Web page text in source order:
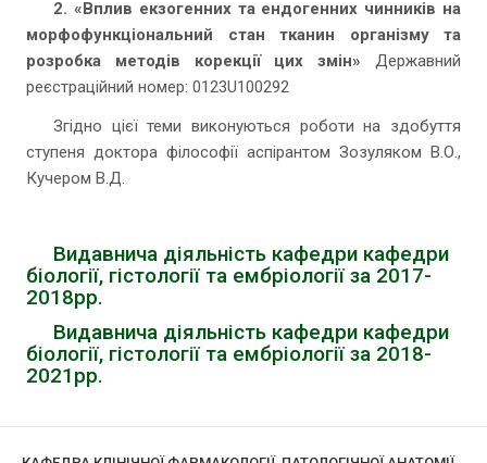
2. «Вплив екзогенних та ендогенних чинників на
морфофункціональний стан тканин організму та
розробка методів корекції цих змін» Державний
реєстраційний номер: 0123U100292
Згідно цієї теми виконуються роботи на здобуття
ступеня доктора філософії аспірантом Зозуляком В.О.,
Кучером В.Д.
Видавнича діяльність кафедри кафедри
біології, гістології та ембріології за 2017-
2018рр.
Видавнича діяльність кафедри кафедри
біології, гістології та ембріології за 2018-
2021рр.